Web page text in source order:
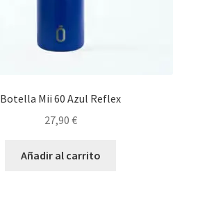
Botella Mii 60 Azul Reflex
27,90 €
Añadir al carrito